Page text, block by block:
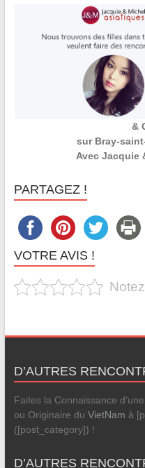
&
sur Bray-
Avec Jacquie
PARTAGEZ !
VOTRE AVIS !
D’AUTRES
Faites la Connaissance d'une
ou Originaire du VietNam à
([post_category]) !
D’AUTRES